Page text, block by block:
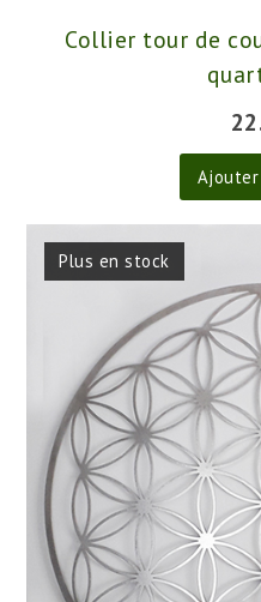
Collier tour de
Plus en stock